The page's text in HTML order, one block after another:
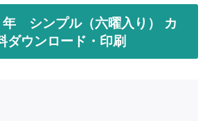
シンプル（六曜入り） カ
ウンロード・印刷